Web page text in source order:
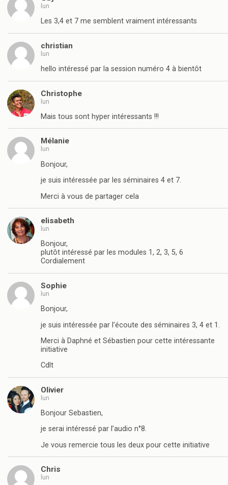
lun
Les 3,4 et 7 me semblent vraiment intéressants
christian
lun
hello intéressé par la session numéro 4 à bientôt
Christophe
lun
Mais tous sont hyper intéressants !!!
Mélanie
lun
Bonjour,
je suis intéressée par les séminaires 4 et 7.
Merci à vous de partager cela
elisabeth
lun
Bonjour,
plutôt intéressé par les modules 1, 2, 3, 5, 6
Cordialement
Sophie
lun
Bonjour,
je suis intéressée par l’écoute des séminaires 3, 4 et 1.
Merci à Daphné et Sébastien pour cette intéressante
initiative
Cdlt
Olivier
lun
Bonjour Sebastien,
je serai intéressé par l’audio n°8.
Je vous remercie tous les deux pour cette initiative
Chris
lun